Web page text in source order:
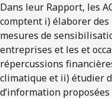
Dans leur Rapport, les
comptent i) élaborer
mesures de
entreprises et les et
répercussions
climatique et ii) étudier
d’information